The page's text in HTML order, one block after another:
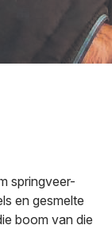
springveer-
en gesmelte
boom van die